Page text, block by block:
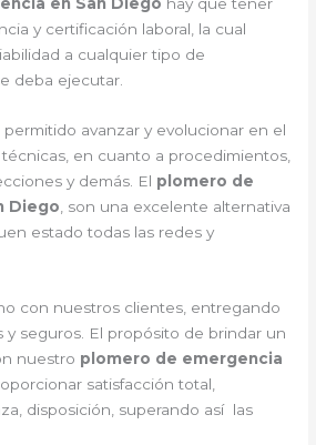
y certificación laboral, la cual
a cualquier tipo de
deba ejecutar.
avanzar y evolucionar en el
en cuanto a procedimientos,
y demás. El plomero de
Diego , son una excelente alternativa
estado todas las redes y
con nuestros clientes, entregando
y seguros. El propósito de brindar un
nuestro plomero de emergencia
satisfacción total,
disposición, superando así las